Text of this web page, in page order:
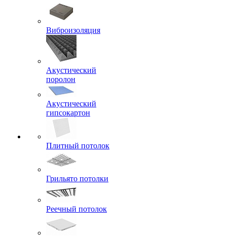
Виброизоляция
Акустический
поролон
Акустический
гипсокартон
Плитный потолок
Грильято потолки
Реечный потолок